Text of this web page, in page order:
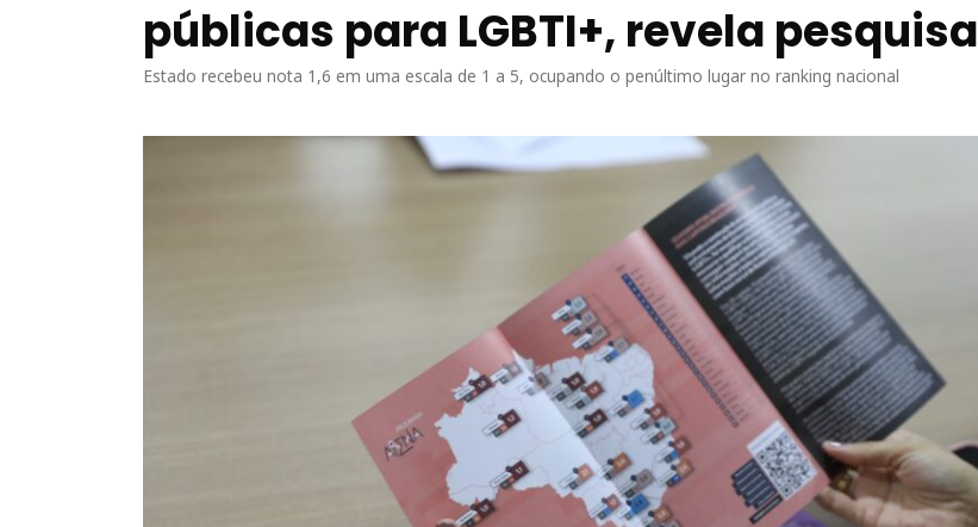
públicas para LGBTI+, revela pesquisa
Estado recebeu nota 1,6 em uma escala de 1 a 5, ocupando o penúltimo lugar no ranking nacional